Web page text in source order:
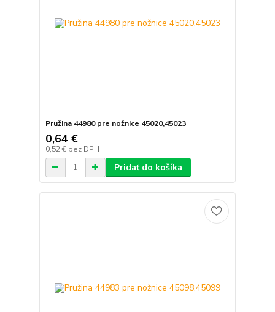
Pružina 44980 pre nožnice 45020,45023
0,64 €
0,52 € bez DPH
Pridať do košíka